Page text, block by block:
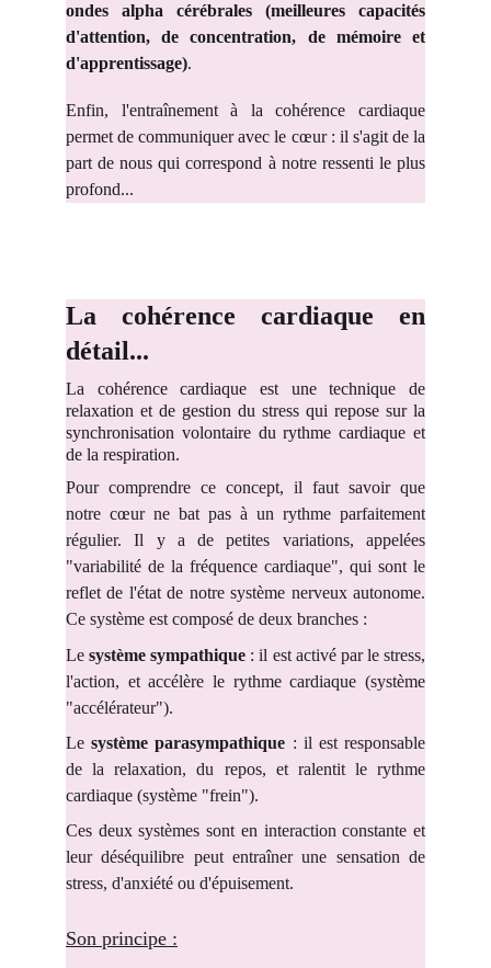
ondes alpha cérébrales (meilleures capacités
d'attention, de concentration, de mémoire et
d'apprentissage).
Enfin, l'entraînement à la cohérence cardiaque
permet de communiquer avec le cœur : il s'agit de la
part de nous qui correspond à notre ressenti le plus
profond...
La cohérence cardiaque en
détail...
La cohérence cardiaque est une technique de
relaxation et de gestion du stress qui repose sur la
synchronisation volontaire du rythme cardiaque et
de la respiration.
Pour comprendre ce concept, il faut savoir que
notre cœur ne bat pas à un rythme parfaitement
régulier. Il y a de petites variations, appelées
"variabilité de la fréquence cardiaque", qui sont le
reflet de l'état de notre système nerveux autonome.
Ce système est composé de deux branches :
Lesystème sympathique : il est activé par le stress,
l'action, et accélère le rythme cardiaque (système
"accélérateur").
Lesystème parasympathique : il est responsable
de la relaxation, du repos, et ralentit le rythme
cardiaque (système "frein").
Ces deux systèmes sont en interaction constante et
leur déséquilibre peut entraîner une sensation de
stress, d'anxiété ou d'épuisement.
Son principe :